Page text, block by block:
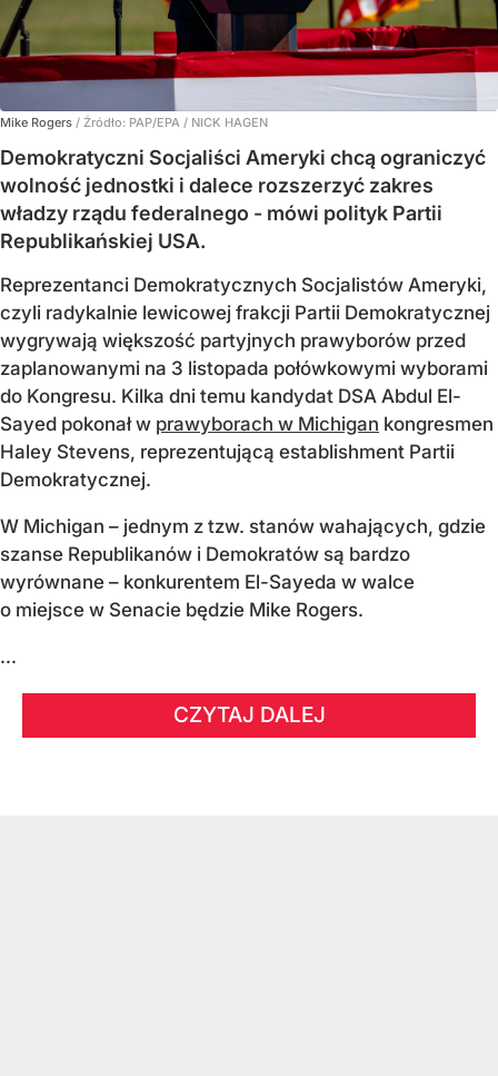
Mike Rogers / Źródło: PAP/EPA / NICK HAGEN
Demokratyczni Socjaliści Ameryki chcą ograniczyć
wolność jednostki i dalece rozszerzyć zakres
władzy rządu federalnego - mówi polityk Partii
Republikańskiej USA.
Reprezentanci Demokratycznych Socjalistów Ameryki,
czyli radykalnie lewicowej frakcji Partii Demokratycznej
wygrywają większość partyjnych prawyborów przed
zaplanowanymi na 3 listopada połówkowymi wyborami
do Kongresu. Kilka dni temu kandydat DSA Abdul El-
Sayed pokonał w prawyborach w Michigan kongresmen
Haley Stevens, reprezentującą establishment Partii
Demokratycznej.
W Michigan – jednym z tzw. stanów wahających, gdzie
szanse Republikanów i Demokratów są bardzo
wyrównane – konkurentem El-Sayeda w walce
o miejsce w Senacie będzie Mike Rogers.
...
CZYTAJ DALEJ